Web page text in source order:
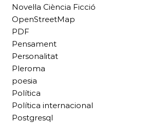
Novel·la Ciència Ficció
OpenStreetMap
PDF
Pensament
Personalitat
Pleroma
poesia
Política
Política internacional
Postgresql